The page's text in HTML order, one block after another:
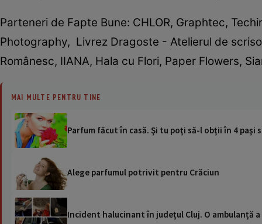
Parteneri de Fapte Bune: CHLOR, Graphtec,
Photography, Livrez Dragoste - Atelierul de
Românesc, IIANA, Hala cu Flori, Paper Flowers,
MAI MULTE PENTRU TINE
Parfum făcut în casă. Şi tu poţi să-l obţii în 4 paşi
Alege parfumul potrivit pentru Crăciun
Incident halucinant în județul Cluj. O ambulanță